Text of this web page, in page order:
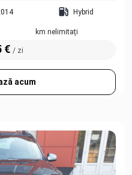
Hybrid
km nelimitați
€ / zi
acum